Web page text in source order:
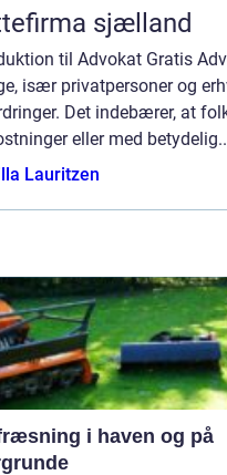
sjælland
til Advokat Gratis
især privatpersoner og
Det indebærer, at
eller med
Lauritzen
i haven og på